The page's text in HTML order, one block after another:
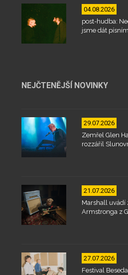
04.08.2026
post-hudba:
jsme dát
NEJČTENĚJŠÍ NOVINKY
29.07.2026
Zemřel Glen
rozzářil
21.07.2026
Marshall uvádí
Armstronga z
27.07.2026
Festival